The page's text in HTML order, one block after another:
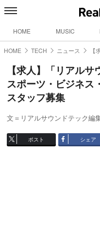
HOME MUSIC
HOME TECH ニュース
【求人】「リアル
スポーツ・ビジネス
スタッフ募集
文＝リアルサウンドテック編
ポスト シェア